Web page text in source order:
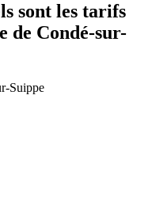
sont les tarifs
de Condé-sur-
Suippe